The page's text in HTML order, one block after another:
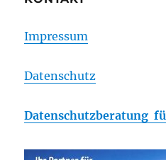
Impressum
Datenschutz
Datenschutzberatung